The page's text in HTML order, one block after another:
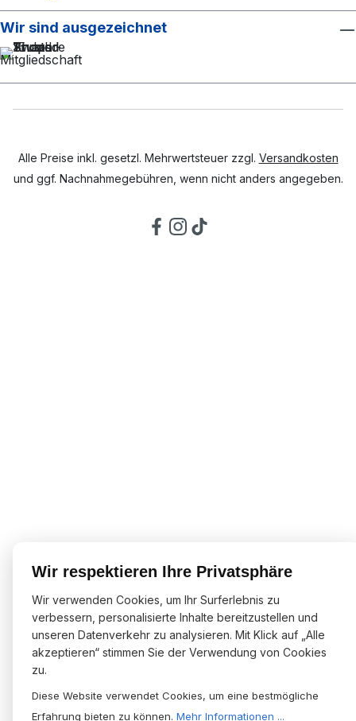
Wir sind ausgezeichnet
Alle Preise inkl. gesetzl. Mehrwertsteuer zzgl. Versandkosten
und ggf. Nachnahmegebühren, wenn nicht anders angegeben.
Wir respektieren Ihre Privatsphäre
Wir verwenden Cookies, um Ihr Surferlebnis zu
verbessern, personalisierte Inhalte bereitzustellen und
unseren Datenverkehr zu analysieren. Mit Klick auf „Alle
akzeptieren“ stimmen Sie der Verwendung von Cookies
zu.
Diese Website verwendet Cookies, um eine bestmögliche
Erfahrung bieten zu können. Mehr Informationen ...